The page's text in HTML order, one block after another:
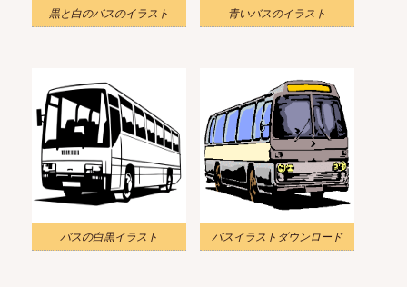
黒と白のバスのイラスト 青いバスのイラスト
バスの白黒イラスト バスイラストダウンロード